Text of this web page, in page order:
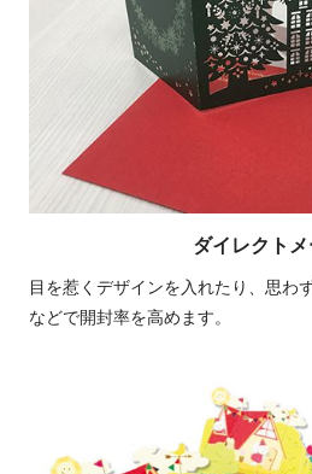
ダイレクト
目を惹くデザインを入れたり、思わ
などで開封率を高めます。